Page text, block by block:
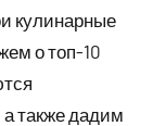
кулинарные
о топ-10
также дадим